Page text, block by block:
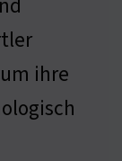
ihre